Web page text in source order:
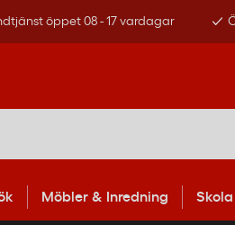
öppet 08 - 17 vardagar
Möbler & Inredning